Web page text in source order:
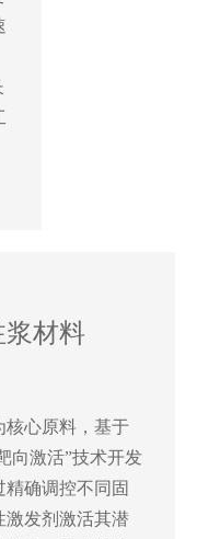
材料
核心原料，基于
向激活”技术开发
确调控不同固
激发剂激活其潜